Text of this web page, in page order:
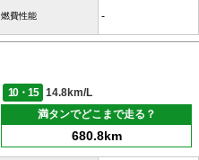
燃費性能 -
10・15
14.8km/L
満タンでどこまで走る？
680.8km